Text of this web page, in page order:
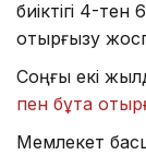
биіктігі 4-
отырғызу
Соңғы екі
пен бұта
Мемлекет